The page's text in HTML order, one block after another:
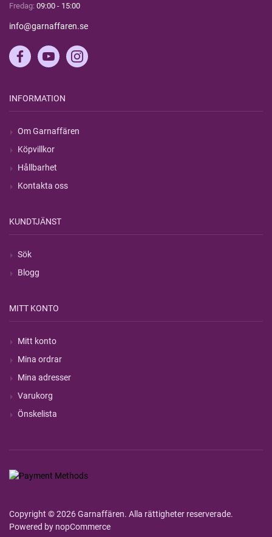
Fredag: 09:00 - 15:00
info@garnaffaren.se
INFORMATION
Om Garnaffären
Köpvillkor
Hållbarhet
Kontakta oss
KUNDTJÄNST
Sök
Blogg
MITT KONTO
Mitt konto
Mina ordrar
Mina adresser
Varukorg
Önskelista
Copyright © 2026 Garnaffären. Alla rättigheter reserverade.
Powered by nopCommerce